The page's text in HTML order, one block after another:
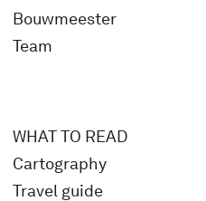
Bouwmeester
Team
WHAT TO READ
Cartography
Travel guide